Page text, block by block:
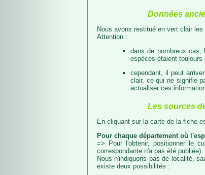
Données
Nous avons restitué en vert clair
Attention :
dans de nombreux cas,
espèces étaient toujours
cependant, il peut
clair, ce qui ne signifie
actualiser ces
Les sources
En cliquant sur la carte de la fiche
Pour chaque département où
=> Pour l'obtenir, positionner le
correspondante n'a pas été publiée).
Nous n'indiquons pas de localité,
existe deux possibilités :